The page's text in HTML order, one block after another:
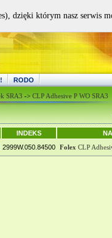
RODO
SRA3 -> CLP Adhesive P WO SRA3
INDEKS
2999W.050.84500 Folex CLP
dzięki którym nasz serwis